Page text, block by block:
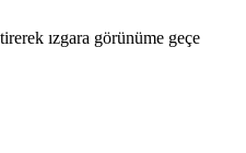
ızgara görünüme geçe